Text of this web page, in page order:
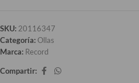
SKU: 20116347
Categoría:Ollas
Marca: Record
Compartir: